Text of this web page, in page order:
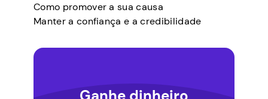
Como promover a sua causa
Manter a confiança e a credibilidade